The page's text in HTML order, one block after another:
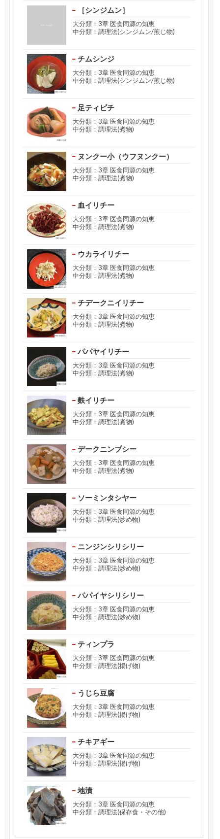
［シンジムン］
大分類：3章 医食同源の知恵
中分類：調理法(シンジムン/煎じ物)
チムシンジ
大分類：3章 医食同源の知恵
中分類：調理法(シンジムン/煎じ物)
足ティビチ
大分類：3章 医食同源の知恵
中分類：調理法(煮物)
ヌンクー小（ウフヌンクー）
大分類：3章 医食同源の知恵
中分類：調理法(煮物)
血イリチー
大分類：3章 医食同源の知恵
中分類：調理法(煮物)
ウカライリチー
大分類：3章 医食同源の知恵
中分類：調理法(煮物)
チデークニイリチー
大分類：3章 医食同源の知恵
中分類：調理法(煮物)
パパヤイリチー
大分類：3章 医食同源の知恵
中分類：調理法(煮物)
麩イリチー
大分類：3章 医食同源の知恵
中分類：調理法(煮物)
デークニンブシー
大分類：3章 医食同源の知恵
中分類：調理法(煮物)
ソーミンタシヤー
大分類：3章 医食同源の知恵
中分類：調理法(炒め物)
ニンジンシリシリー
大分類：3章 医食同源の知恵
中分類：調理法(炒め物)
パパイヤシリシリー
大分類：3章 医食同源の知恵
中分類：調理法(炒め物)
ティンプラ
大分類：3章 医食同源の知恵
中分類：調理法(揚げ物)
うじら豆腐
大分類：3章 医食同源の知恵
中分類：調理法(揚げ物)
チキアギー
大分類：3章 医食同源の知恵
中分類：調理法(揚げ物)
地漬
大分類：3章 医食同源の知恵
中分類：調理法(保存食・その他)